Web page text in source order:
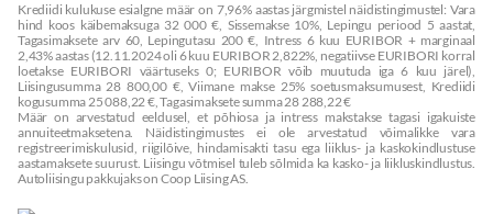
Krediidi kulukuse esialgne määr on 7,96% aastas järgmistel näidistingimustel: Vara
hind koos käibemaksuga 32 000 €, Sissemakse 10%, Lepingu periood 5 aastat,
Tagasimaksete arv 60, Lepingutasu 200 €, Intress 6 kuu EURIBOR + marginaal
2,43% aastas (12.11.2024 oli 6 kuu EURIBOR 2,822%, negatiivse EURIBORI korral
loetakse EURIBORI väärtuseks 0; EURIBOR võib muutuda iga 6 kuu järel),
Liisingusumma 28 800,00 €, Viimane makse 25% soetusmaksumusest, Krediidi
kogusumma 25 088,22 €, Tagasimaksete summa 28 288,22 €
Määr on arvestatud eeldusel, et põhiosa ja intress makstakse tagasi igakuiste
annuiteetmaksetena. Näidistingimustes ei ole arvestatud võimalikke vara
registreerimiskulusid, riigilõive, hindamisakti tasu ega liiklus- ja kaskokindlustuse
aastamaksete suurust. Liisingu võtmisel tuleb sõlmida ka kasko- ja liikluskindlustus.
Autoliisingu pakkujaks on Coop Liising AS.